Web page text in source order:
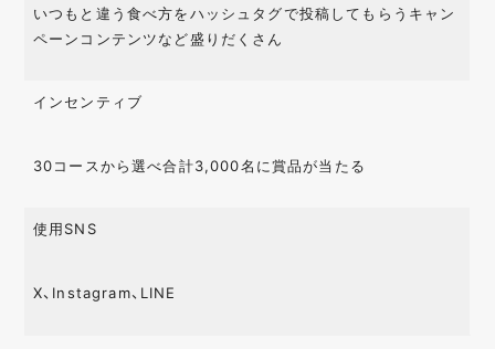
いつもと違う食べ方をハッシュタグで投稿してもらうキャン
ペーンコンテンツなど盛りだくさん
インセンティブ
30コースから選べ合計3,000名に賞品が当たる
使用SNS
X、Instagram、LINE